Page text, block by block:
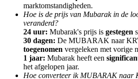
BTC Welcome Rewards
marktomstandigheden.
Hoe is de prijs van Mubarak in de
veranderd?
24 uur: Mubarak's prijs is gestegen
30 dagen: De MUBARAK naar
toegenomen vergeleken met vorige
1 jaar: Mubarak heeft een
het afgelopen jaar.
Hoe converteer ik MUBARAK naar